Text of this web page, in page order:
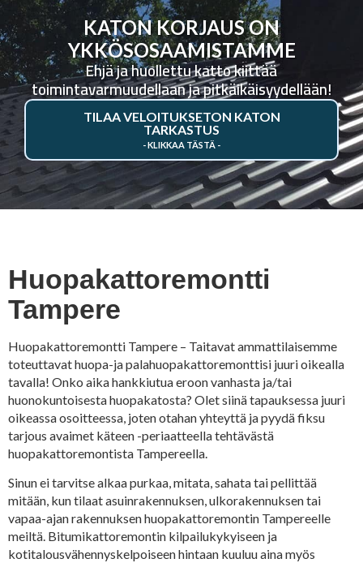
KATON KORJAUS ON
YKKÖSOSAAMISTAMME
Ehjä ja huollettu katto kiittää
toimintavarmuudellaan ja pitkäikäisyydellään!
TILAA VELOITUKSETON KATON
TARKASTUS
Huopakattoremontti
Tampere
Huopakattoremontti Tampere – Taitavat ammattilaisemme
toteuttavat huopa-ja palahuopakattoremonttisi juuri oikealla
tavalla! Onko aika hankkiutua eroon vanhasta ja/tai
huonokuntoisesta huopakatosta? Olet siinä tapauksessa juuri
oikeassa osoitteessa, joten otahan yhteyttä ja pyydä fiksu
tarjous avaimet käteen -periaatteella tehtävästä
huopakattoremontista Tampereella.
Sinun ei tarvitse alkaa purkaa, mitata, sahata tai pellittää
mitään, kun tilaat asuinrakennuksen, ulkorakennuksen tai
vapaa-ajan rakennuksen huopakattoremontin Tampereelle
meiltä. Bitumikattoremontin kilpailukykyiseen ja
kotitalousvähennyskelpoiseen hintaan kuuluu aina myös